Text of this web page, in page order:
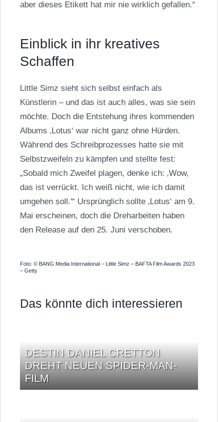
aber dieses Etikett hat mir nie wirklich gefallen.“
Einblick in ihr kreatives
Schaffen
Little Simz sieht sich selbst einfach als
Künstlerin – und das ist auch alles, was sie sein
möchte. Doch die Entstehung ihres kommenden
Albums ‚Lotus‘ war nicht ganz ohne Hürden.
Während des Schreibprozesses hatte sie mit
Selbstzweifeln zu kämpfen und stellte fest:
„Sobald mich Zweifel plagen, denke ich: ‚Wow,
das ist verrückt. Ich weiß nicht, wie ich damit
umgehen soll.'“ Ursprünglich sollte ‚Lotus‘ am 9.
Mai erscheinen, doch die Dreharbeiten haben
den Release auf den 25. Juni verschoben.
Foto: © BANG Media International – Little Simz – BAFTA Film Awards 2023
– Getty
Das könnte dich interessieren
DESTIN DANIEL CRETTON
DREHT NEUEN SPIDER-MAN-
FILM